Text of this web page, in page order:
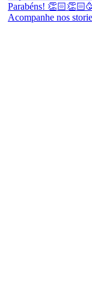
Parabéns!
Acompanhe nos